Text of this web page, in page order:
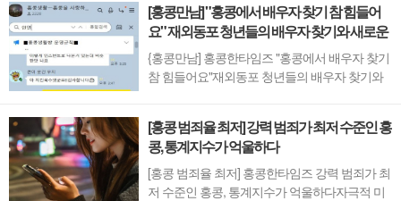
[홍콩만남] "홍콩에서 배우자 찾기 참 힘들어
요" 재외동포 청년들의 배우자 찾기와 새로운
대안
{홍콩만남] 홍콩한타임즈 "홍콩에서 배우자 찾기
참 힘들어요"재외동포 청년들의 배우자 찾기와
지 소식을 나누고 있다. 어느 날, 전 세계로 출장
을 다닌다는 한 한인 기업 대표님으로부터 "해외
청년들만의 건강한 모임 공간이 꼭 필요하다"는
...
[홍콩 범죄율 최저] 강력 범죄가 최저 수준인 홍
콩, 통계지수가 억울하다
[홍콩 범죄율 최저] 홍콩한타임즈 강력 범죄가 최
저 수준인 홍콩, 통계지수가 억울하다자극적 미